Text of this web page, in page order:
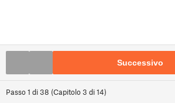
Passo1 di38 (Capitolo3 di14)
Successivo